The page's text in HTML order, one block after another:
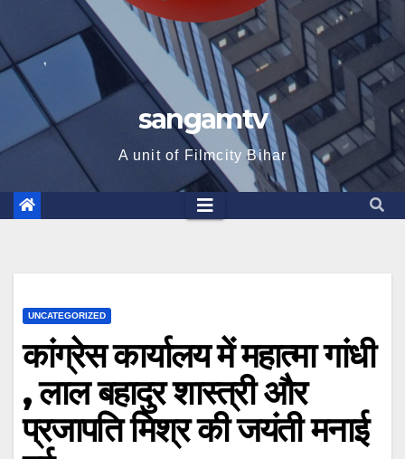
sangamtv
A unit of Filmcity Bihar
UNCATEGORIZED
कांग्रेस कार्यालय में महात्मा गांधी
, लाल बहादुर शास्त्री और
प्रजापति मिश्र की जयंती मनाई